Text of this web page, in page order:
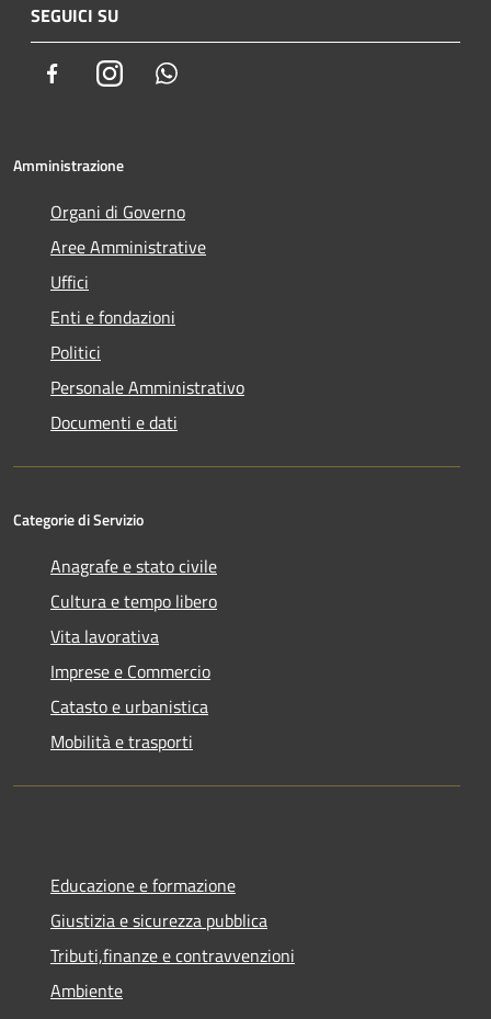
SEGUICI SU
FacebookInstagram
Amministrazione
Organi di Governo
Aree Amministrative
Uffici
Enti e fondazioni
Politici
Personale Amministrativo
Documenti e dati
Categorie di Servizio
Anagrafe e stato civile
Cultura e tempo libero
Vita lavorativa
Imprese e Commercio
Catasto e urbanistica
Mobilità e trasporti
Educazione e formazione
Giustizia e sicurezza pubblica
Tributi,finanze e contravvenzioni
Ambiente